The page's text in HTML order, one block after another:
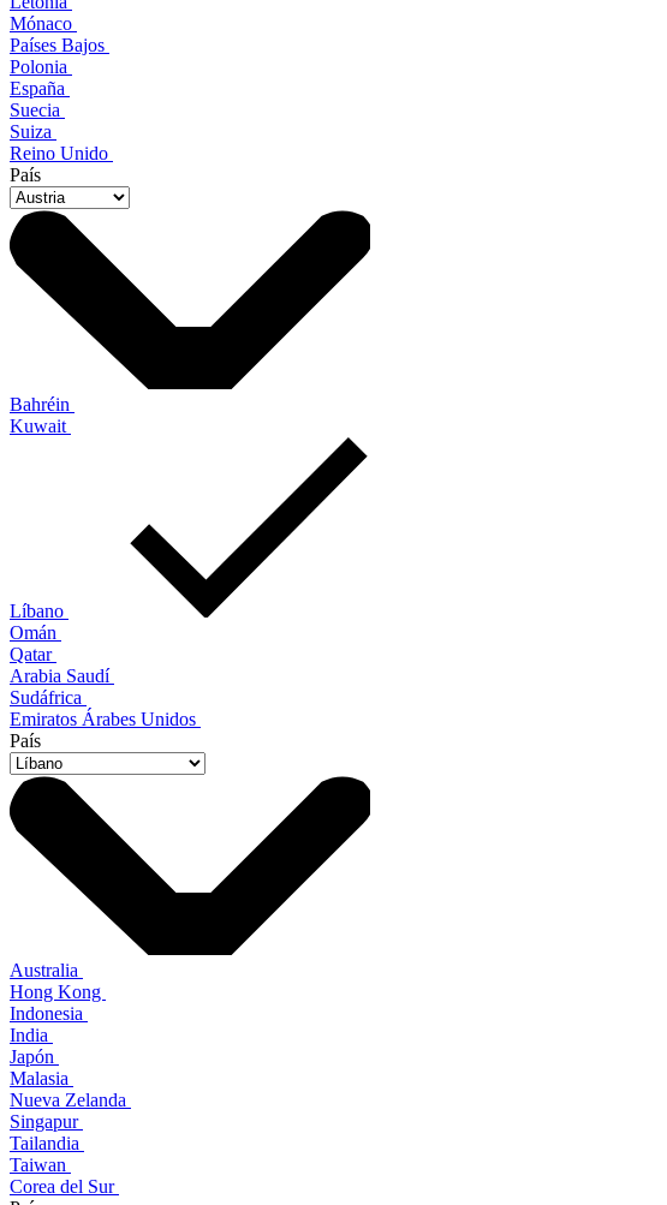
Mónaco
Países Bajos
Polonia
España
Suecia
Suiza
Reino Unido
País
Bahréin
Kuwait
Líbano
Omán
Qatar
Arabia Saudí
Sudáfrica
Emiratos Árabes Unidos
País
Australia
Hong Kong
Indonesia
India
Japón
Malasia
Nueva Zelanda
Singapur
Tailandia
Taiwan
Corea del Sur